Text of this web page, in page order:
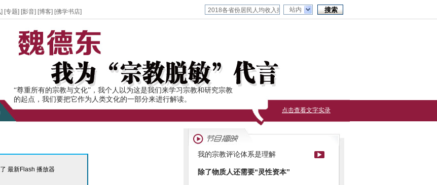
] [专题] [影音] [博客] [佛学书店] 站内
“尊重所有的宗教与文化”，我个人以为这是我们来学习宗教和研究宗教
的起点，我们要把它作为人类文化的一部分来进行解读。
点击查看文字实录
最新Flash 播放器
我的宗教评论体系是理解
除了物质人还需要“灵性资本”